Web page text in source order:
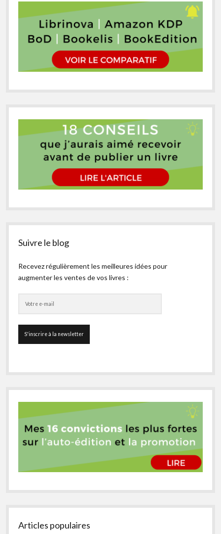
Suivre le blog
Recevez régulièrement les meilleures idées pour
augmenter les ventes de vos livres :
Articles populaires